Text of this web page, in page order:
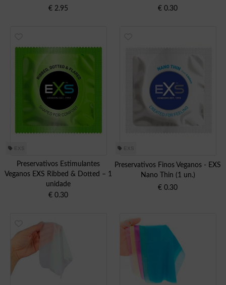
€ 2.95
€ 0.30
EXS
Preservativos Estimulantes
Veganos EXS Ribbed & Dotted – 1
unidade
€ 0.30
EXS
Preservativos Finos Veganos - EXS
Nano Thin (1 un.)
€ 0.30